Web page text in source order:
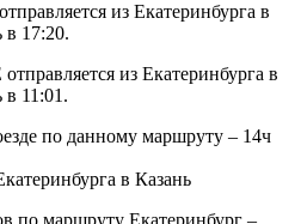
из Екатеринбурга в
в 17:20.
из Екатеринбурга в
в 11:01.
по данному маршруту – 14ч
в Казань